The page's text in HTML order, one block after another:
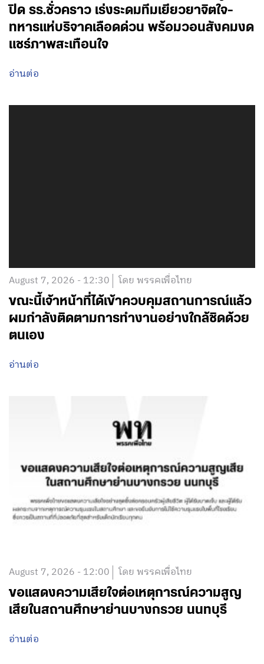
ปิด รร.ชั่วคราว เร่งระดมทีมเยียวยาจิตใจ-
ทหารแห่บริจาคเลือดด่วน พร้อมวอนสังคมงด
แชร์ภาพสะเทือนใจ
อ่านต่อ
August 7, 2026 - 12:30 โดย พรรคเพื่อไทย
ขณะนี้เจ้าหน้าที่ได้เข้าควบคุมสถานการณ์แล้ว
ผมกำลังติดตามการทำงานอย่างใกล้ชิดด้วย
ตนเอง
อ่านต่อ
August 7, 2026 - 12:00 โดย พรรคเพื่อไทย
ขอแสดงความเสียใจต่อเหตุการณ์ความสูญ
เสียในสถานศึกษาย่านบางกรวย นนทบุรี
อ่านต่อ